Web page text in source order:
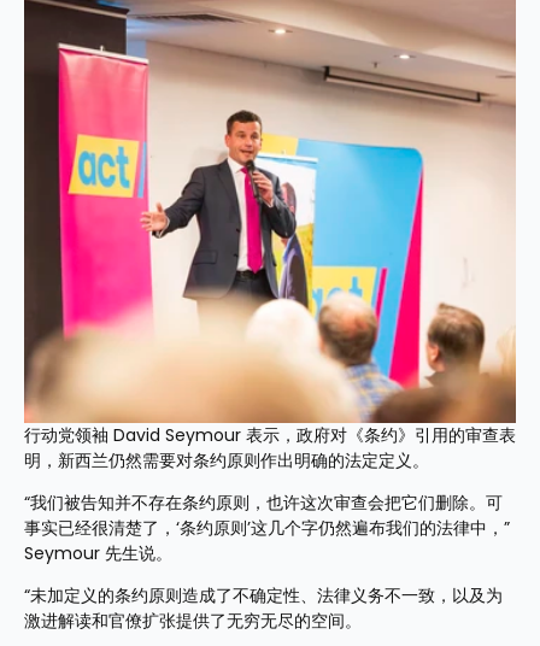
行动党领袖 David Seymour 表示，政府对《条约》引用的审查表
明，新西兰仍然需要对条约原则作出明确的法定定义。
“我们被告知并不存在条约原则，也许这次审查会把它们删除。可
事实已经很清楚了，‘条约原则’这几个字仍然遍布我们的法律中，”
Seymour 先生说。
“未加定义的条约原则造成了不确定性、法律义务不一致，以及为
激进解读和官僚扩张提供了无穷无尽的空间。